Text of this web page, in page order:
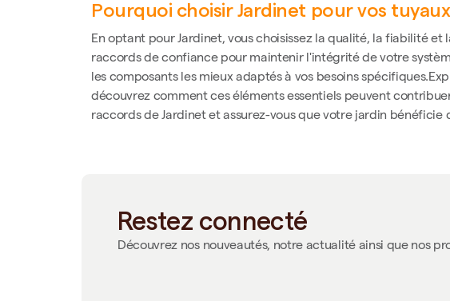
Pourquoi choisir Jardinet pour vos
En optant pour Jardinet, vous choisissez la qualité, la fiabilité
raccords de confiance pour maintenir l'intégrité de votre
les composants les mieux adaptés à vos besoins
découvrez comment ces éléments essentiels peuvent
raccords de Jardinet et assurez-vous que votre jardin bénéficie
Restez connecté
Découvrez nos nouveautés, notre actualité ainsi que nos